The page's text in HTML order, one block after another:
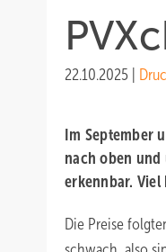
22.10.2025
Im September
nach oben und
erkennbar.
Die Preise